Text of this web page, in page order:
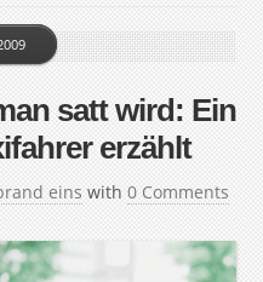
satt wird: Ein
erzählt
eins with 0 Comments